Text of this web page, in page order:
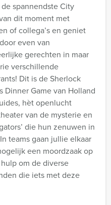
spannendste City
dit moment met
of collega’s en geniet
even van
gerechten in maar
verschillende
Dit is de Sherlock
Dinner Game van Holland
hèt openlucht
van de mysterie en
die hun zenuwen in
teams gaan jullie elkaar
een moordzaak op
om de diverse
die iets met deze